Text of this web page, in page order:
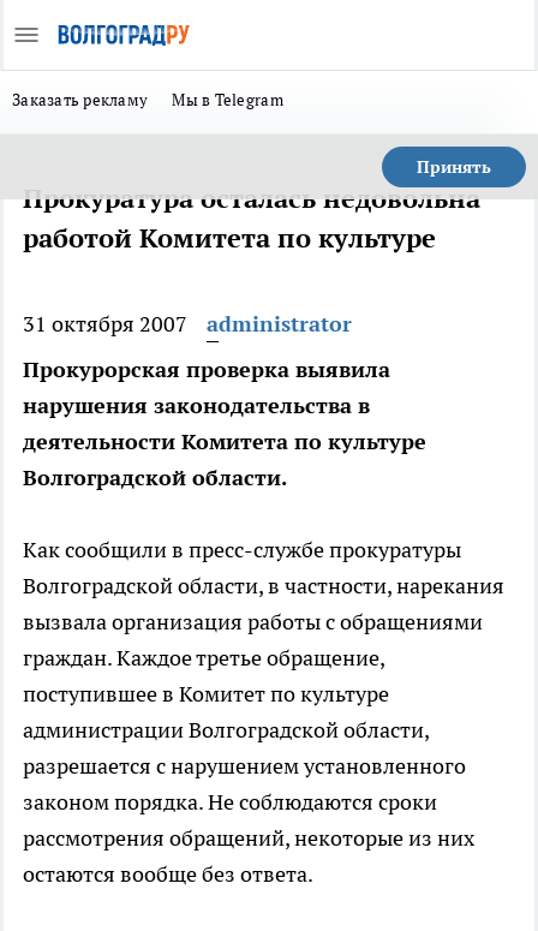
Заказать рекламу Мы в Telegram
Принять
Прокуратура осталась недовольна
работой Комитета по культуре
31 октября 2007
administrator
Прокурорская проверка выявила
нарушения законодательства в
деятельности Комитета по культуре
Волгоградской области.
Как сообщили в пресс-службе прокуратуры
Волгоградской области, в частности, нарекания
вызвала организация работы с обращениями
граждан. Каждое третье обращение,
поступившее в Комитет по культуре
администрации Волгоградской области,
разрешается с нарушением установленного
законом порядка. Не соблюдаются сроки
рассмотрения обращений, некоторые из них
остаются вообще без ответа.